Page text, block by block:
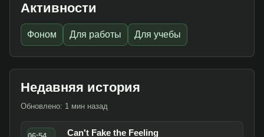
Активности
Фоном Для работы Для учебы
Недавняя история
Обновлено: 1 мин назад
Can't Fake the Feeling